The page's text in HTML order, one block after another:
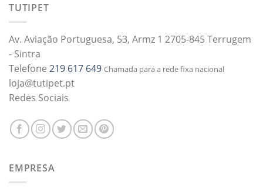
TUTIPET
Av. Aviação Portuguesa, 53, Armz 1 2705-845 Terrugem
- Sintra
Telefone 219 617 649 Chamada para a rede fixa nacional
loja@tutipet.pt
Redes Sociais
EMPRESA